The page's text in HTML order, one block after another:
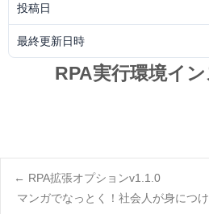
投稿日
最終更新日時
RPA実行環境イ
Post
← RPA拡張オプションv1.1.0
マンガでなっとく！社会人が身につ